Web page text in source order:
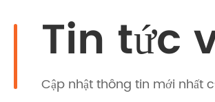
Tin tức
Cập nhật thông tin mới nhất